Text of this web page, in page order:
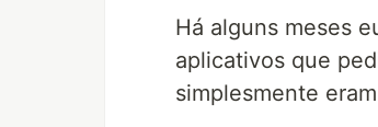
Há alguns meses
aplicativos que
simplesmente